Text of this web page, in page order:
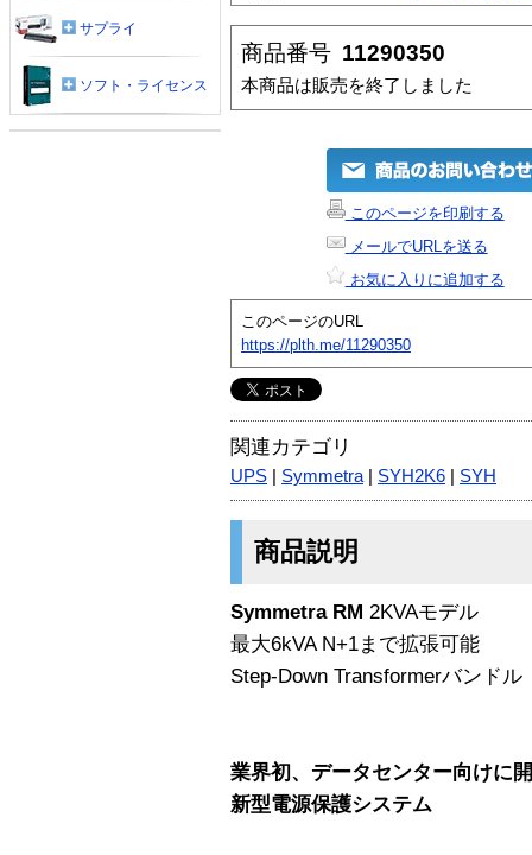
商品番号 11290350
本商品は販売を終了しました
このページを印刷する
メールでURLを送る
お気に入りに追加する
このページのURL
https://plth.me/11290350
関連カテゴリ
UPS Symmetra SYH2K6 SYH
商品説明
Symmetra RM 2KVAモデル
最大6kVA N+1まで拡張可能
Step-Down Transformerバンドル
業界初、データセンター向けに
新型電源保護システム
サプライ
ソフト・ライセンス